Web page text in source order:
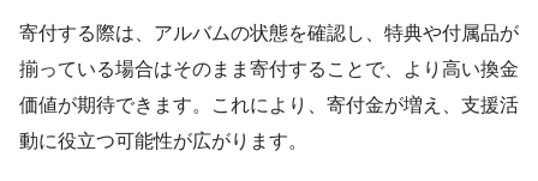
寄付する際は、アルバムの状態を確認し、特典や付属品が
揃っている場合はそのまま寄付することで、より高い換金
価値が期待できます。これにより、寄付金が増え、支援活
動に役立つ可能性が広がります。